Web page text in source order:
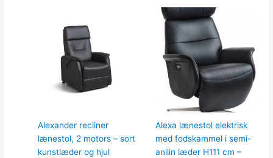
Alexander recliner
lænestol, 2 motors – sort
kunstlæder og hjul
Alexa lænestol elektrisk
med fodskammel i semi-
anilin læder H111 cm –